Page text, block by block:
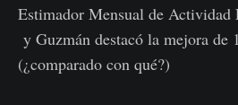
Estimador Mensual de
y Guzmán destacó la mejora de
(¿comparado con qué?)